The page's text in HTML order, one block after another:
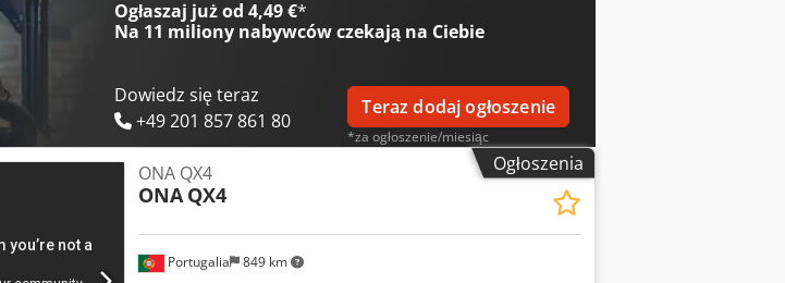
Ogłaszaj już od 4,49 €*
Na 11 miliony nabywcówczekają na Ciebie
Dowiedz się teraz
+49 201 857 861 80
Teraz dodaj ogłoszenie
*za ogłoszenie/miesiąc
Ogłoszenia
Portugalia 849 km
ONA QX4
ONA QX4